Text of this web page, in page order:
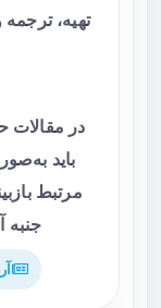
تهیه،
در
باید
مرتبط
جنبه